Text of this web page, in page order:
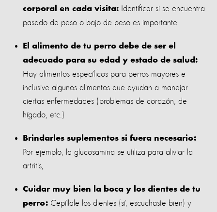
corporal en cada visita: Identificar si se encuentra
pasado de peso o bajo de peso es importante
El alimento de tu perro debe de ser el
adecuado para su edad y estado de salud:
Hay alimentos específicos para perros mayores e
inclusive algunos alimentos que ayudan a manejar
ciertas enfermedades (problemas de corazón, de
hígado, etc.)
Brindarles suplementos si fuera necesario:
Por ejemplo, la glucosamina se utiliza para aliviar la
artritis,
Cuidar muy bien la boca y los dientes de tu
perro: Cepíllale los dientes (sí, escuchaste bien) y